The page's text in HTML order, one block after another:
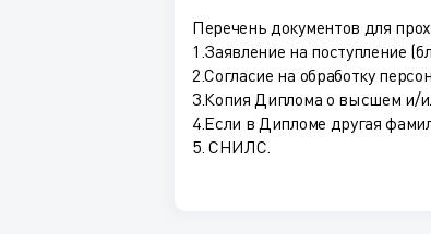
Перечень документов для
1.Заявление на поступление
2.Согласие на обработку
3.Копия Диплома о высшем и/
4.Если в Дипломе другая
5. СНИЛС.